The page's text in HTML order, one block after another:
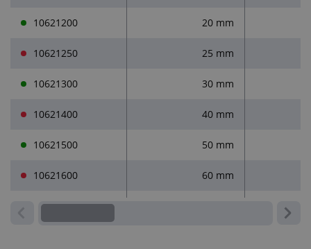
10621200 20 mm
10621250 25 mm
10621300 30 mm
10621400 40 mm
10621500 50 mm
10621600 60 mm